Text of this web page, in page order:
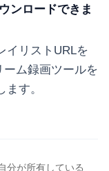
ンロードできま
イリストURLを
ム録画ツールを
す。
分が所有している